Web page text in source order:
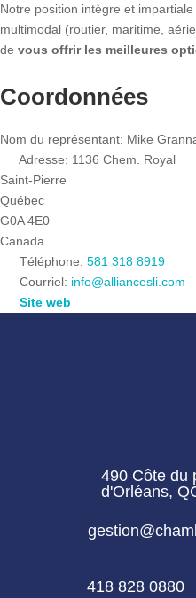
Notre position intègre et
multimodal (routier, maritime,
de vous offrir les meilleures
Coordonnées
Nom du représentant: Mike
Adresse: 1136 Chem. Royal
Saint-Pierre
Québec
G0A 4E0
Canada
Téléphone: 581 318 8919
Courriel: info@alliancesli.com
Site web
490 Côte du
d'Orléans,
418 828 0880